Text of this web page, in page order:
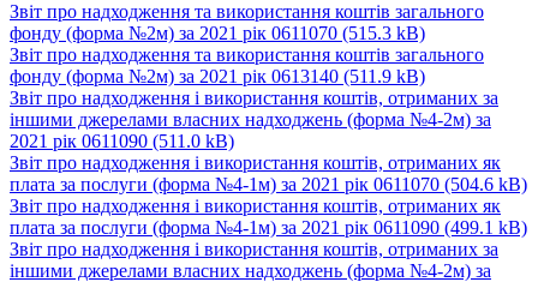
Звіт про надходження та використання коштів загального
фонду (форма №2м) за 2021 рік 0611070 (515.3 kB)
Звіт про надходження та використання коштів загального
фонду (форма №2м) за 2021 рік 0613140 (511.9 kB)
Звіт про надходження і використання коштів, отриманих за
іншими джерелами власних надходжень (форма №4-2м) за
2021 рік 0611090 (511.0 kB)
Звіт про надходження і використання коштів, отриманих як
плата за послуги (форма №4-1м) за 2021 рік 0611070 (504.6 kB)
Звіт про надходження і використання коштів, отриманих як
плата за послуги (форма №4-1м) за 2021 рік 0611090 (499.1 kB)
Звіт про надходження і використання коштів, отриманих за
іншими джерелами власних надходжень (форма №4-2м) за